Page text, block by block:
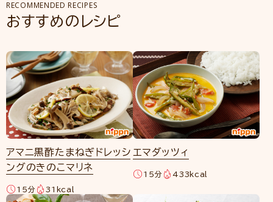
RECOMMENDED RECIPES
おすすめのレシピ
アマニ黒酢たまねぎドレッシ
ングのきのこマリネ
15分 31kcal
エマダッツィ
15分 433kcal